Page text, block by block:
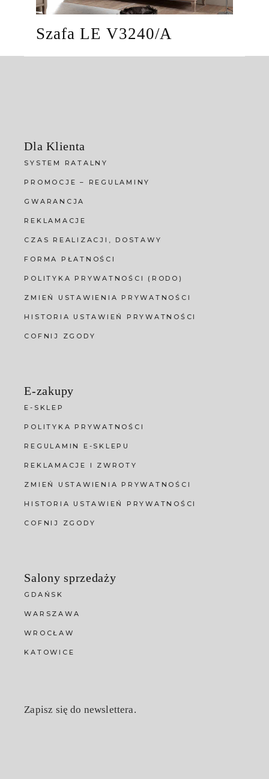
Szafa LE V3240/A
Dla Klienta
SYSTEM RATALNY
PROMOCJE – REGULAMINY
GWARANCJA
REKLAMACJE
CZAS REALIZACJI, DOSTAWY
FORMA PŁATNOŚCI
POLITYKA PRYWATNOŚCI (RODO)
ZMIEŃ USTAWIENIA PRYWATNOŚCI
HISTORIA USTAWIEŃ PRYWATNOŚCI
COFNIJ ZGODY
E-zakupy
E-SKLEP
POLITYKA PRYWATNOŚCI
REGULAMIN E-SKLEPU
REKLAMACJE I ZWROTY
ZMIEŃ USTAWIENIA PRYWATNOŚCI
HISTORIA USTAWIEŃ PRYWATNOŚCI
COFNIJ ZGODY
Salony sprzedaży
GDAŃSK
WARSZAWA
WROCŁAW
KATOWICE
Zapisz się do newslettera.